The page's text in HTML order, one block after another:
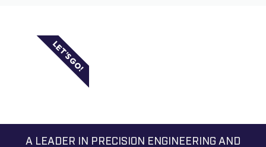
LET'S GO!
A LEADER IN PRECISION ENGINEERING AND